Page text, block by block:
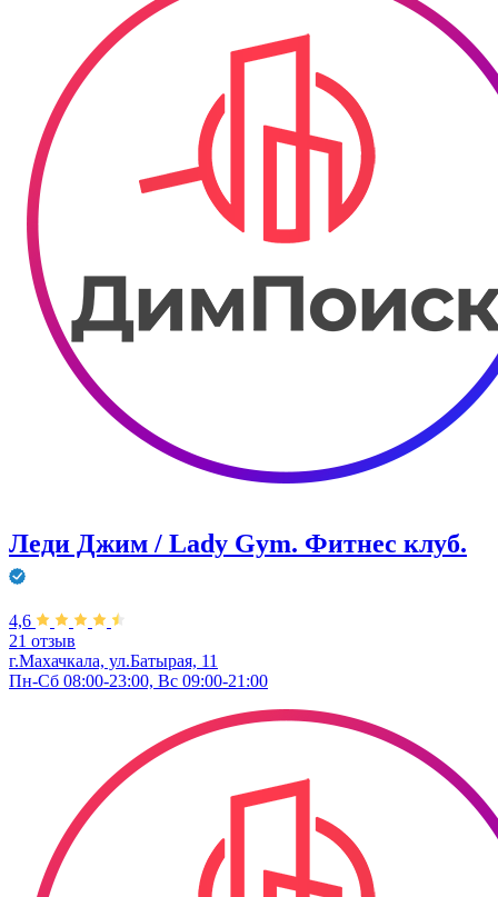
Леди Джим / Lady Gym. Фитнес клуб.
4,6
21 отзыв
г.Махачкала, ул.Батырая, 11
Пн-Сб 08:00-23:00, Вс 09:00-21:00